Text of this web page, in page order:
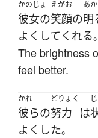
かのじょ
彼女の
えがお
笑顔の
あか
明
よくして くれる。
The brightness
feel better.
かれ
彼らの
どりょく
努力 は
よくした。